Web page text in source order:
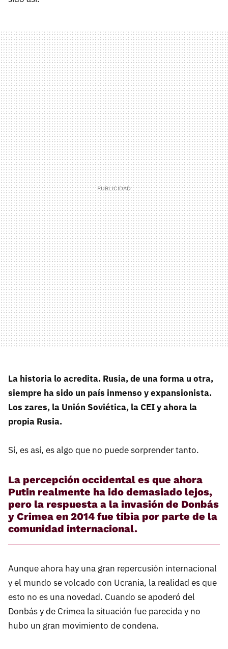
La historia lo acredita. Rusia, de una forma u otra,
siempre ha sido un país inmenso y expansionista.
Los zares, la Unión Soviética, la CEI y ahora la
propia Rusia.
Sí, es así, es algo que no puede sorprender tanto.
La percepción occidental es que ahora
Putin realmente ha ido demasiado lejos,
pero la respuesta a la invasión de Donbás
y Crimea en 2014 fue tibia por parte de la
comunidad internacional.
Aunque ahora hay una gran repercusión internacional
y el mundo se volcado con Ucrania, la realidad es que
esto no es una novedad. Cuando se apoderó del
Donbás y de Crimea la situación fue parecida y no
hubo un gran movimiento de condena.